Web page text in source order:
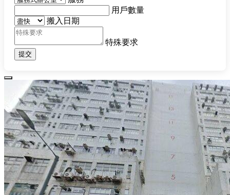
用戶數量
搬入日期
特殊要求
提交